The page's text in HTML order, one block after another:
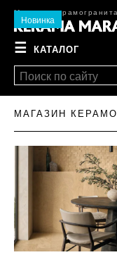
Магазин
☰ КАТАЛОГ
МАГАЗИН
Новинка